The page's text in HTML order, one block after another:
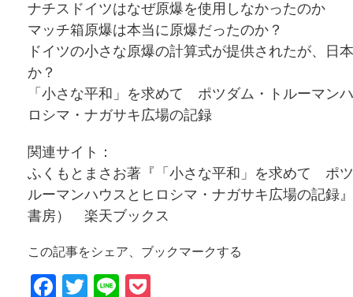
ナチスドイツはなぜ原爆を使用しなかったのか
マッチ箱原爆は本当に原爆だったのか？
ドイツの小さな原爆の計算式が提供されたが、日
か？
「小さな平和」を求めて ポツダム・トルーマン
ロシマ・ナガサキ広場の記録
関連サイト：
ふくもとまさお著『「小さな平和」を求めて ポ
ルーマンハウスとヒロシマ・ナガサキ広場の記録
書房） 楽天ブックス
この記事をシェア、ブックマークする
Facebook
Twitter
Line